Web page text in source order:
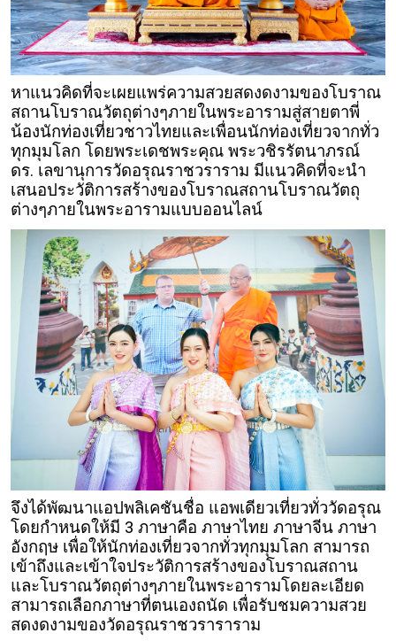
หาแนวคิดที่จะเผยแพร่ความสวยสดงดงามของโบราณ
สถานโบราณวัตถุต่างๆภายในพระอารามสู่สายตาพี่
น้องนักท่องเที่ยวชาวไทยและเพื่อนนักท่องเที่ยวจากทั่ว
ทุกมุมโลก โดยพระเดชพระคุณ พระวชิรรัตนาภรณ์
ดร. เลขานุการวัดอรุณราชวราราม มีแนวคิดที่จะนำ
เสนอประวัติการสร้างของโบราณสถานโบราณวัตถุ
ต่างๆภายในพระอารามแบบออนไลน์
จึงได้พัฒนาแอปพลิเคชันชื่อ แอพเดียวเที่ยวทั่ววัดอรุณ
โดยกำหนดให้มี 3 ภาษาคือ ภาษาไทย ภาษาจีน ภาษา
อังกฤษ เพื่อให้นักท่องเที่ยวจากทั่วทุกมุมโลก สามารถ
เข้าถึงและเข้าใจประวัติการสร้างของโบราณสถาน
และโบราณวัตถุต่างๆภายในพระอารามโดยละเอียด
สามารถเลือกภาษาที่ตนเองถนัด เพื่อรับชมความสวย
สดงดงามของวัดอรุณราชวราราราม